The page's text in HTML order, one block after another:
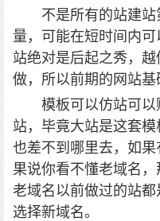
不是所有的站建
量，可能在短时间内
站绝对是后起之秀，
做，所以前期的网站基
模板可以仿站可
站，毕竟大站是这套
也差不到哪里去，如
果说你看不懂老域名
老域名以前做过的站
选择新域名。